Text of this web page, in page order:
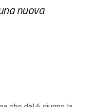
nuova